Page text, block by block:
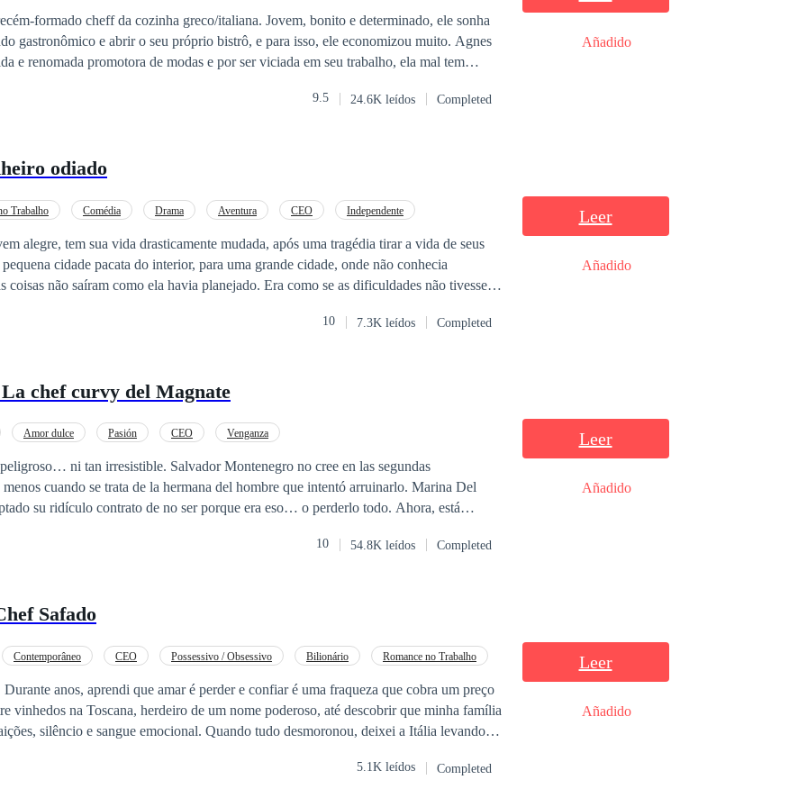
formado cheff da cozinha greco/italiana. Jovem, bonito e determinado, ele sonha
gastronômico e abrir o seu próprio bistrô, e para isso, ele economizou muito. Agnes
e renomada promotora de modas e por ser viciada em seu trabalho, ela mal tem
conta a história de dois casais e suas confusões dentro e fora da cama.
9.5 24.6K leídos Completed
Añadido
odiado
Trabalho Comédia Drama Aventura CEO
Independente
alegre, tem sua vida drasticamente mudada, após uma tragédia tirar a vida de seus
cidade pacata do interior, para uma grande cidade, onde não conhecia
razões para viver. Porém, seu novo chefe não será bondoso,
terá que aprender lidar com uma nova funcionária, que virará seu mundo quase
10 7.3K leídos Completed
Leer
Añadido
chef curvy del Magnate
Amor dulce Pasión CEO Venganza
Salvador Montenegro no cree en las segundas
cuando se trata de la hermana del hombre que intentó arruinarlo. Marina Del
su ridículo contrato de no ser porque era eso… o perderlo todo. Ahora, está
juego. Pero lo que empezó como una tortura, se convierte en
la verdad, no habrá contrato que la salve. Seis meses, dos enemigos y un
10 54.8K leídos Completed
Leer
Añadido
Safado
Contemporâneo CEO Possessivo / Obsessivo Bilionário
Romance no Trabalho
vinhedos na Toscana, herdeiro de um nome poderoso, até descobrir que minha família
silêncio e sangue emocional. Quando tudo desmoronou, deixei a Itália levando
impecável. Na cozinha, encontrei controle. Nos negócios, poder. No prazer,
5.1K leídos Completed
Leer
Añadido